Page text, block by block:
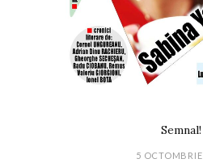
Semnal!
5